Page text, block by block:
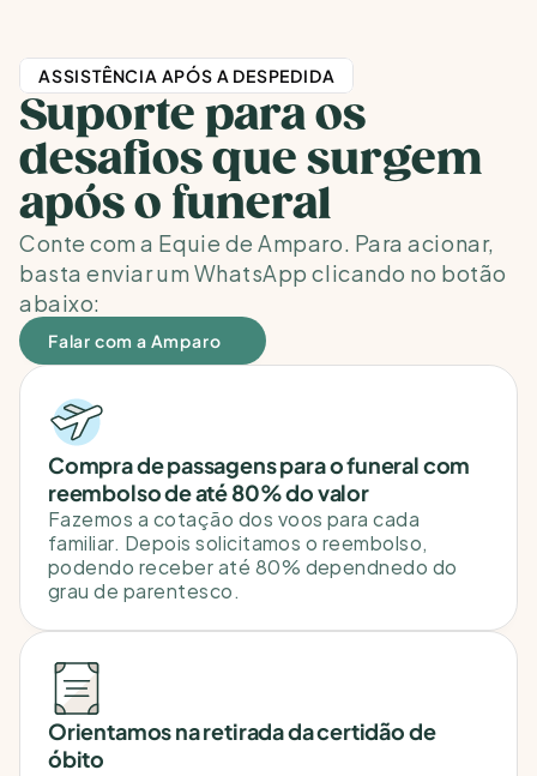
ASSISTÊNCIA APÓS A DESPEDIDA
Suporte para os
desafios que surgem
após o funeral
Conte com a Equie de Amparo. Para acionar,
basta enviar um WhatsApp clicando no botão
abaixo:
Falar com a Amparo
Compra de passagens para o funeral com
reembolso de até 80% do valor
Fazemos a cotação dos voos para cada
familiar. Depois solicitamos o reembolso,
podendo receber até 80% dependnedo do
grau de parentesco.
Orientamos na retirada da certidão de
óbito